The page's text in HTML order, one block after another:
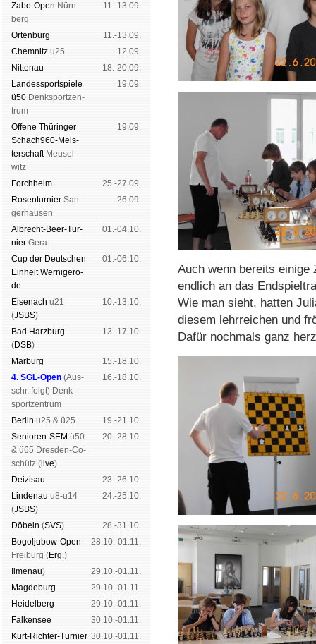
Zabo-Open Nürn­
berg
11.-13.09.
Orten­burg
11.-13.09.
Chem­nitz u25
12.09.
Nitte­nau
18.-20.09.
Landes­sport­spiele
ü50 Denk­sport­zen­
trum
19.09.
Offene Thü­rin­ger
Schach960-Meis­
ter­schaftMeu­sel­
witz
19.09.
Forch­heim
25.-27.09.
Rosen­tur­nier San­
ger­hau­sen
26.09.
Albrecht-Beer-Tur­
nier Ge­ra
01.-04.10.
Cup der Deut­schen
Ein­heit Wer­ni­ge­ro­
de
01.-06.10.
Eise­nach u21
(JSBS)
10.-13.10.
Bad Harz­burg
(DSB)
13.-17.10.
Mar­burg
15.-18.10.
4. SGL-Open (Aus­
schr. folgt) Denk­
sport­zen­trum
16.-18.10.
Ber­lin u25 & ü25
19.-21.10.
Senioren-SEM ü50
& ü65 Dres­den-Co­
schütz ( live)
20.-28.10.
Dei­zi­sau
23.-26.10.
Lin­de­nau u8-u14
(JSBS)
24.-25.10.
Dö­beln (SVS)
28.-31.10.
Bogoljubow-Open
Frei­burg (Erg.)
28.10.-01.11.
Il­me­nau)
29.10.-01.11.
Mag­de­burg
29.10.-01.11.
Hei­del­berg
29.10.-01.11.
Fal­ken­see
30.10.-01.11.
Kurt-Rich­ter-Tur­nier 30.10.-01.11.
Auch wenn bereits einige
endlich an das
Wie man sieht, hatten
diesem lehrreichen und
Dafür nochmals ganz